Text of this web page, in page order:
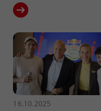
16.10.2025